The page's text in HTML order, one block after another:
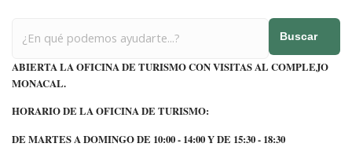
Buscar
ABIERTA LA OFICINA DE TURISMO CON VISITAS AL COMPLEJO
MONACAL.
HORARIO DE LA OFICINA DE TURISMO:
DE MARTES A DOMINGO DE 10:00 - 14:00 Y DE 15:30 - 18:30